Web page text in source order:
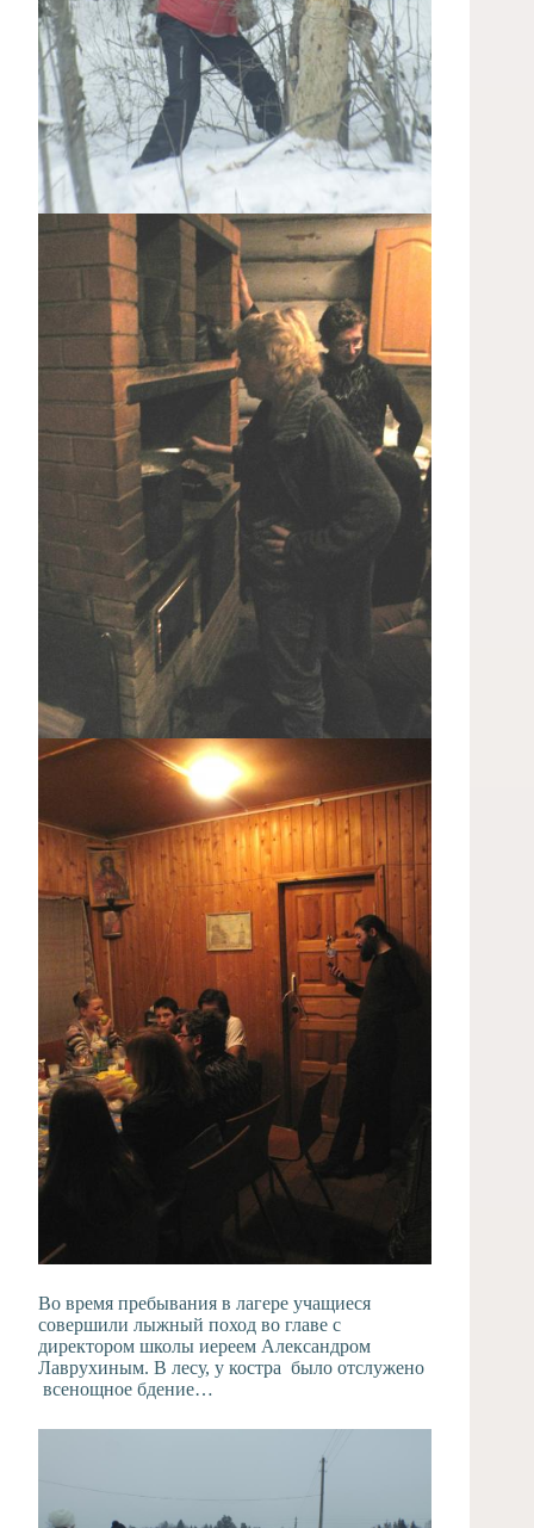
Во время пребывания в лагере учащиеся
совершили лыжный поход во главе с
директором школы иереем Александром
Лаврухиным. В лесу, у костра было отслужено
всенощное бдение…